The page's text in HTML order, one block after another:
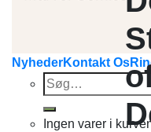
NyhederKontakt Os
Søg
efter:
Ingen varer i